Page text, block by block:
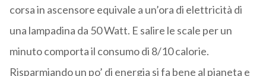
corsa in ascensore equivale a un’ora di elettricità di
una lampadina da 50 Watt. E salire le scale per un
minuto comporta il consumo di 8/10 calorie.
Risparmiando un po’ di energia si fa bene al pianeta e